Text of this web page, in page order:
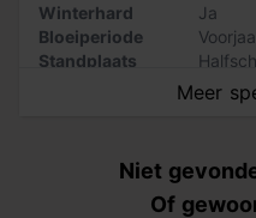
Winterhard
Ja
Bloeiperiode
Standplaats
20 cm
Meer
Niet
Of